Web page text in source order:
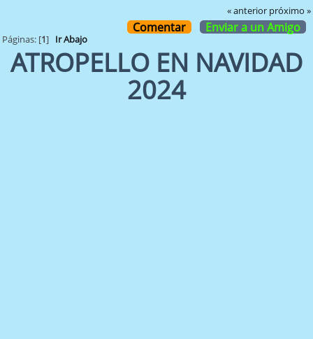
« anterior próximo »
Comentar Enviar a un Amigo
Páginas: [1] Ir Abajo
ATROPELLO EN NAVIDAD
2024